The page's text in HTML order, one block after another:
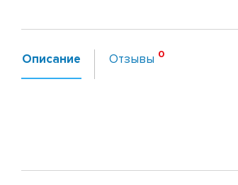
Описание Отзывы